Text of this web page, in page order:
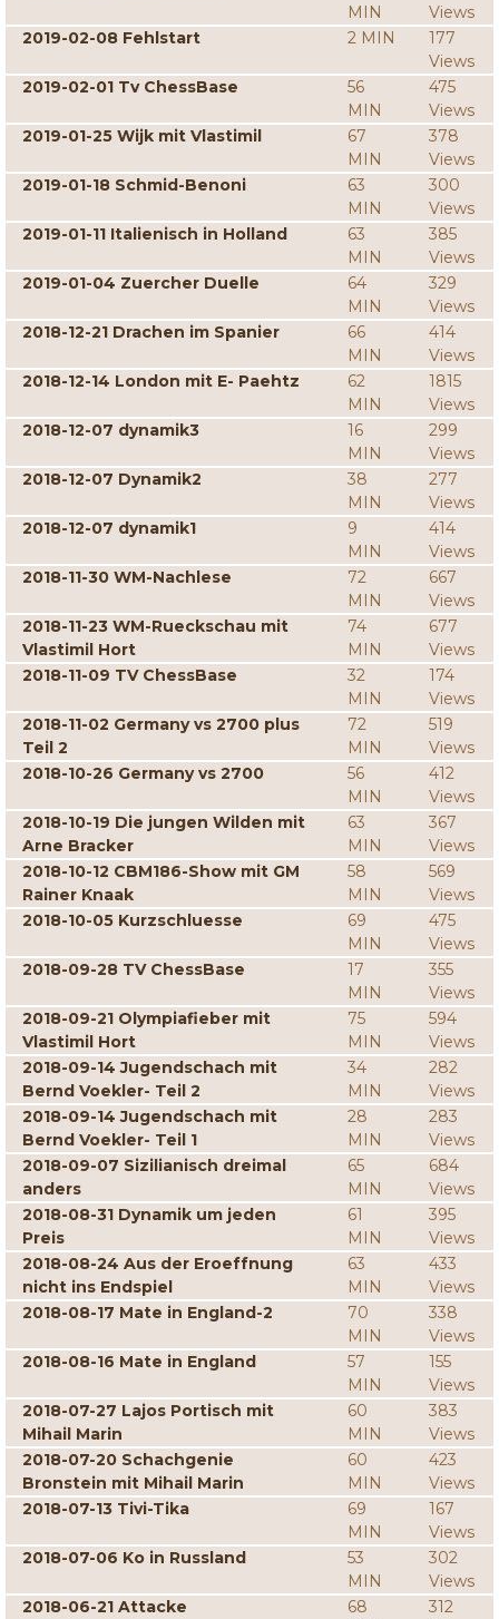
MIN
Views
2019-02-08 Fehlstart
2 MIN
177
Views
2019-02-01 Tv ChessBase
56
MIN
475
Views
2019-01-25 Wijk mit Vlastimil
67
MIN
378
Views
2019-01-18 Schmid-Benoni
63
MIN
300
Views
2019-01-11 Italienisch in Holland
63
MIN
385
Views
2019-01-04 Zuercher Duelle
64
MIN
329
Views
2018-12-21 Drachen im Spanier
66
MIN
414
Views
2018-12-14 London mit E- Paehtz
62
MIN
1815
Views
2018-12-07 dynamik3
16
MIN
299
Views
2018-12-07 Dynamik2
38
MIN
277
Views
2018-12-07 dynamik1
9
MIN
414
Views
2018-11-30 WM-Nachlese
72
MIN
667
Views
2018-11-23 WM-Rueckschau mit
Vlastimil Hort
74
MIN
677
Views
2018-11-09 TV ChessBase
32
MIN
174
Views
2018-11-02 Germany vs 2700 plus
Teil 2
72
MIN
519
Views
2018-10-26 Germany vs 2700
56
MIN
412
Views
2018-10-19 Die jungen Wilden mit
Arne Bracker
63
MIN
367
Views
2018-10-12 CBM186-Show mit GM
Rainer Knaak
58
MIN
569
Views
2018-10-05 Kurzschluesse
69
MIN
475
Views
2018-09-28 TV ChessBase
17
MIN
355
Views
2018-09-21 Olympiafieber mit
Vlastimil Hort
75
MIN
594
Views
2018-09-14 Jugendschach mit
Bernd Voekler- Teil 2
34
MIN
282
Views
2018-09-14 Jugendschach mit
Bernd Voekler- Teil 1
28
MIN
283
Views
2018-09-07 Sizilianisch dreimal
anders
65
MIN
684
Views
2018-08-31 Dynamik um jeden
Preis
61
MIN
395
Views
2018-08-24 Aus der Eroeffnung
nicht ins Endspiel
63
MIN
433
Views
2018-08-17 Mate in England-2
70
MIN
338
Views
2018-08-16 Mate in England
57
MIN
155
Views
2018-07-27 Lajos Portisch mit
Mihail Marin
60
MIN
383
Views
2018-07-20 Schachgenie
Bronstein mit Mihail Marin
60
MIN
423
Views
2018-07-13 Tivi-Tika
69
MIN
167
Views
2018-07-06 Ko in Russland
53
MIN
302
Views
2018-06-21 Attacke
68
312